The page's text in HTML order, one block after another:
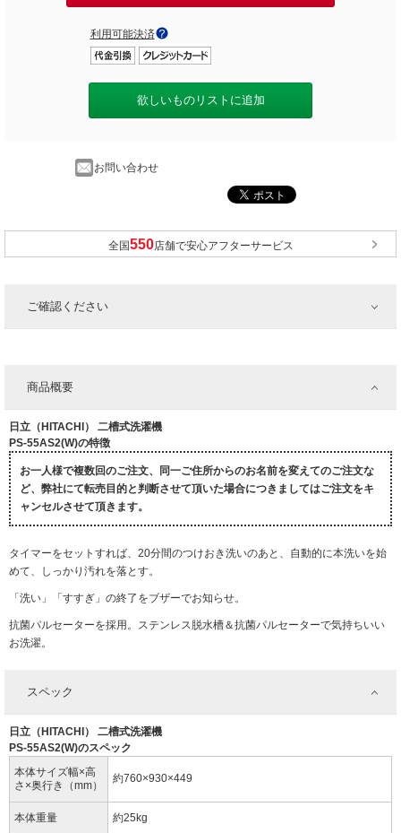
利用可能決済
欲しいものリストに追加
お問い合わせ
全国 店舗で安心アフターサービス
ご確認ください
商品概要
日立（HITACHI） 二槽式洗濯機
PS-55AS2(W)の特徴
お一人様で複数回のご注文、同一ご住所からのお名前を変えてのご注文な
ど、弊社にて転売目的と判断させて頂いた場合につきましてはご注文をキ
ャンセルさせて頂きます。
タイマーをセットすれば、20分間のつけおき洗いのあと、自動的に本洗いを始
めて、しっかり汚れを落とす。
「洗い」「すすぎ」の終了をブザーでお知らせ。
抗菌パルセーターを採用。ステンレス脱水槽＆抗菌パルセーターで気持ちいい
お洗濯。
スペック
日立（HITACHI） 二槽式洗濯機
PS-55AS2(W)のスペック
本体サイズ幅×高
さ×奥行き（mm）
約760×930×449
本体重量 約25kg